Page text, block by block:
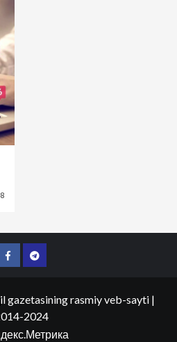
FacebookTelegram
gazetasining rasmiy veb-sayti |
2024